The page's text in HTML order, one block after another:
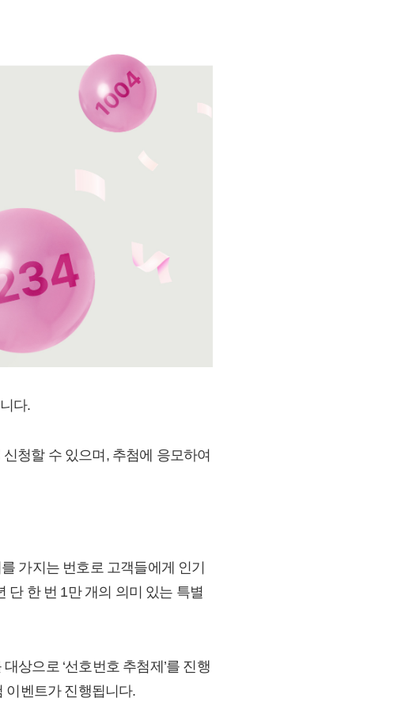
다.
신청할 수 있으며, 추첨에 응모하여
가지는 번호로 고객들에게 인기
단 한 번 1만 개의 의미 있는 특별
상으로 ‘선호번호 추첨제’를 진행
이벤트가 진행됩니다.